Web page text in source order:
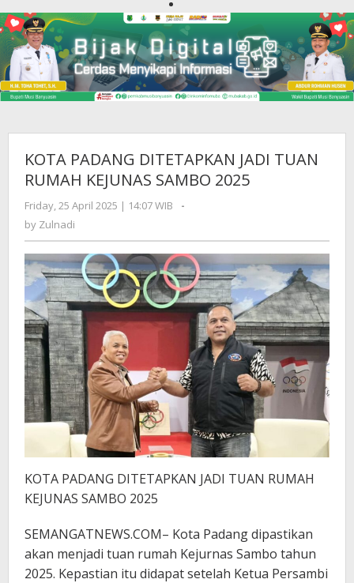
KOTA PADANG DITETAPKAN JADI TUAN
RUMAH KEJUNAS SAMBO 2025
Friday, 25 April 2025 | 14:07 WIB
by
-
by Zulnadi
KOTA PADANG DITETAPKAN JADI TUAN RUMAH
KEJUNAS SAMBO 2025
SEMANGATNEWS.COM– Kota Padang dipastikan
akan menjadi tuan rumah Kejurnas Sambo tahun
2025. Kepastian itu didapat setelah Ketua Persambi